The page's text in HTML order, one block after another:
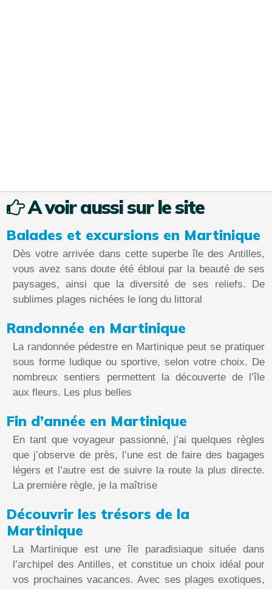
A voir aussi sur le site
Balades et excursions en Martinique
Dès votre arrivée dans cette superbe île des Antilles,
vous avez sans doute été ébloui par la beauté de ses
paysages, ainsi que la diversité de ses reliefs. De
sublimes plages nichées le long du littoral
Randonnée en Martinique
La randonnée pédestre en Martinique peut se pratiquer
sous forme ludique ou sportive, selon votre choix. De
nombreux sentiers permettent la découverte de l’île
aux fleurs. Les plus belles
Fin d’année en Martinique
En tant que voyageur passionné, j’ai quelques règles
que j’observe de près, l’une est de faire des bagages
légers et l’autre est de suivre la route la plus directe.
La première règle, je la maîtrise
Découvrir les trésors de la
Martinique
La Martinique est une île paradisiaque située dans
l’archipel des Antilles, et constitue un choix idéal pour
vos prochaines vacances. Avec ses plages exotiques,